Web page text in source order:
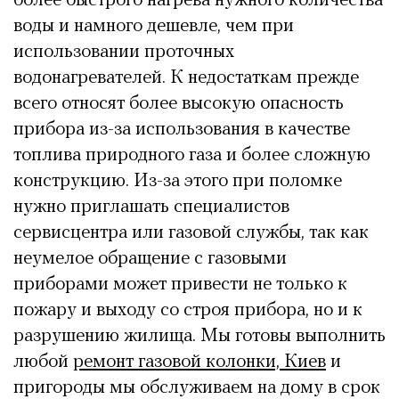
воды и намного дешевле, чем при
использовании проточных
водонагревателей. К недостаткам прежде
всего относят более высокую опасность
прибора из-за использования в качестве
топлива природного газа и более сложную
конструкцию. Из-за этого при поломке
нужно приглашать специалистов
сервисцентра или газовой службы, так как
неумелое обращение с газовыми
приборами может привести не только к
пожару и выходу со строя прибора, но и к
разрушению жилища. Мы готовы выполнить
любой ремонт газовой колонки, Киев и
пригороды мы обслуживаем на дому в срок